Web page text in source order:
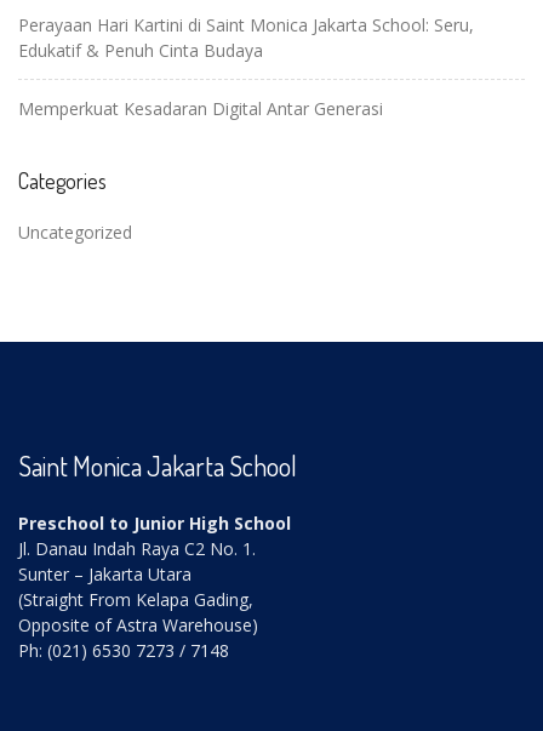
Perayaan Hari Kartini di Saint Monica Jakarta School: Seru,
Edukatif & Penuh Cinta Budaya
Memperkuat Kesadaran Digital Antar Generasi
Categories
Uncategorized
Saint Monica Jakarta School
Preschool to Junior High School
Jl. Danau Indah Raya C2 No. 1.
Sunter – Jakarta Utara
(Straight From Kelapa Gading,
Opposite of Astra Warehouse)
Ph: (021) 6530 7273 / 7148